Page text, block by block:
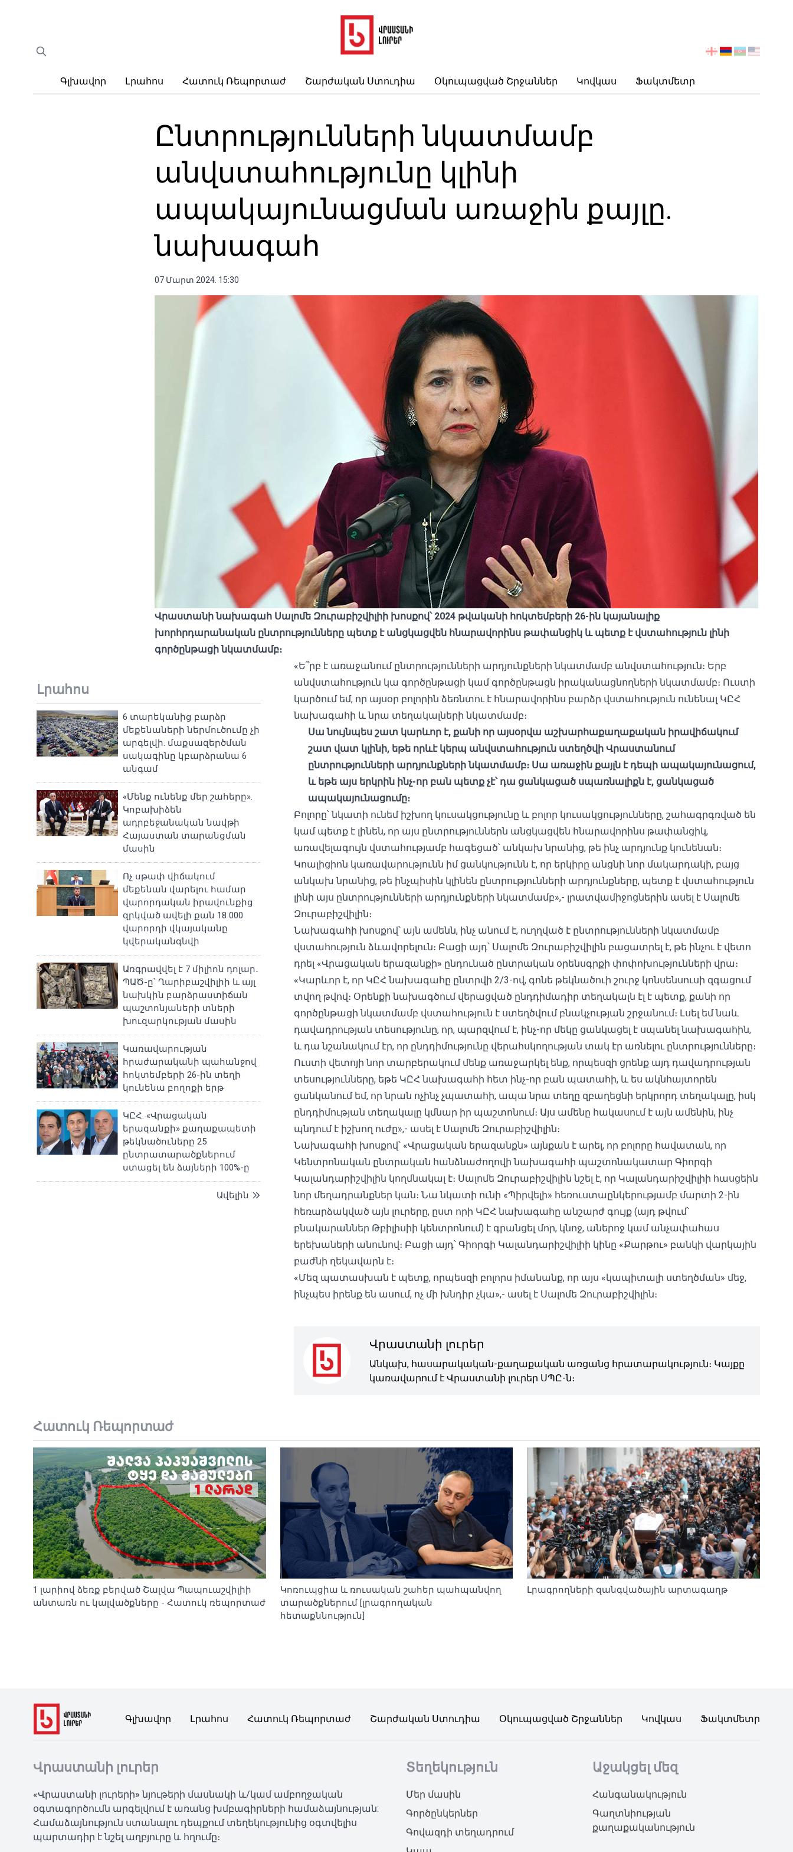
Գլխավոր Լրահոս Հատուկ Ռեպորտաժ Շարժական Ստուդիա Օկուպացված Շրջաններ Կովկաս Ֆակտմետր
აირჩიეთ
Ընտրությունների նկատմամբ
անվստահությունը կլինի
ապակայունացման առաջին քայլը.
նախագահ
07 Մարտ 2024. 15:30
Վրաստանի նախագահ Սալոմե Զուրաբիշվիլիի խոսքով՝ 2024 թվականի հոկտեմբերի 26-ին կայանալիք
խորհրդարանական ընտրությունները պետք է անցկացվեն հնարավորինս թափանցիկ և պետք է վստահություն լինի
գործընթացի նկատմամբ։
Լրահոս
6 տարեկանից բարձր
մեքենաների ներմուծումը չի
արգելվի. մաքսազերծման
սակագինը կբարձրանա 6
անգամ
«Մենք ունենք մեր շահերը».
Կոբախիձեն
ադրբեջանական նավթի
Հայաստան տարանցման
մասին
Ոչ սթափ վիճակում
մեքենան վարելու համար
վարորդական իրավունքից
զրկված ավելի քան 18 000
վարորդի վկայականը
կվերականգնվի
Առգրավվել է 7 միլիոն դոլար․
ՊԱԾ-ը՝ Ղարիբաշվիլիի և այլ
նախկին բարձրաստիճան
պաշտոնյաների տների
խուզարկության մասին
Կառավարության
հրաժարականի պահանջով
հոկտեմբերի 26-ին տեղի
կունենա բողոքի երթ
ԿԸՀ. «Վրացական
երազանքի» քաղաքապետի
թեկնածուները 25
ընտրատարածքներում
ստացել են ձայների 100%-ը
Ավելին
«Ե՞րբ է առաջանում ընտրությունների արդյունքների նկատմամբ անվստահություն։ Երբ
անվստահություն կա գործընթացի կամ գործընթացն իրականացնողների նկատմամբ։ Ուստի
կարծում եմ, որ այսօր բոլորին ձեռնտու է հնարավորինս բարձր վստահություն ունենալ ԿԸՀ
նախագահի և նրա տեղակալների նկատմամբ։
Սա նույնպես շատ կարևոր է, քանի որ այսօրվա աշխարհաքաղաքական իրավիճակում
շատ վատ կլինի, եթե որևէ կերպ անվստահություն ստեղծվի Վրաստանում
ընտրությունների արդյունքների նկատմամբ։ Սա առաջին քայլն է դեպի ապակայունացում,
և եթե այս երկրին ինչ-որ բան պետք չէ՝ դա ցանկացած սպառնալիքն է, ցանկացած
ապակայունացումը։
Բոլորը՝ նկատի ունեմ իշխող կուսակցությունը և բոլոր կուսակցությունները, շահագրգռված են
կամ պետք է լինեն, որ այս ընտրություններն անցկացվեն հնարավորինս թափանցիկ,
առավելագույն վստահությամբ հագեցած՝ անկախ նրանից, թե ինչ արդյունք կունենան։
Կոալիցիոն կառավարությունն իմ ցանկությունն է, որ երկիրը անցնի նոր մակարդակի, բայց
անկախ նրանից, թե ինչպիսին կլինեն ընտրությունների արդյունքները, պետք է վստահություն
լինի այս ընտրությունների արդյունքների նկատմամբ»,- լրատվամիջոցներին ասել է Սալոմե
Զուրաբիշվիլին։
Նախագահի խոսքով՝ այն ամենն, ինչ անում է, ուղղված է ընտրությունների նկատմամբ
վստահություն ձևավորելուն։ Բացի այդ՝ Սալոմե Զուրաբիշվիլին բացատրել է, թե ինչու է վետո
դրել «Վրացական երազանքի» ընդունած ընտրական օրենսգրքի փոփոխությունների վրա։
«Կարևոր է, որ ԿԸՀ նախագահը ընտրվի 2/3-ով, գոնե թեկնածուի շուրջ կոնսենսուսի զգացում
տվող թվով։ Օրենքի նախագծում վերացված ընդդիմադիր տեղակալն էլ է պետք, քանի որ
գործընթացի նկատմամբ վստահություն է ստեղծվում բնակչության շրջանում։ Լսել եմ նաև
դավադրության տեսությունը, որ, պարզվում է, ինչ-որ մեկը ցանկացել է սպանել նախագահին,
և դա նշանակում էր, որ ընդդիմությունը վերահսկողության տակ էր առնելու ընտրությունները։
Ուստի վետոյի նոր տարբերակում մենք առաջարկել ենք, որպեսզի ցրենք այդ դավադրության
տեսությունները, եթե ԿԸՀ նախագահի հետ ինչ-որ բան պատահի, և ես ակնհայտորեն
ցանկանում եմ, որ նրան ոչինչ չպատահի, ապա նրա տեղը զբաղեցնի երկրորդ տեղակալը, իսկ
ընդդիմության տեղակալը կմնար իր պաշտոնում։ Այս ամենը հակասում է այն ամենին, ինչ
պնդում է իշխող ուժը»,- ասել է Սալոմե Զուրաբիշվիլին։
Նախագահի խոսքով՝ «Վրացական երազանքն» այնքան է արել, որ բոլորը հավատան, որ
Կենտրոնական ընտրական հանձնաժողովի նախագահի պաշտոնակատար Գիորգի
Կալանդարիշվիլին կողմնակալ է։ Սալոմե Զուրաբիշվիլին նշել է, որ Կալանդարիշվիլիի հասցեին
նոր մեղադրանքներ կան։ Նա նկատի ունի «Պիրվելի» հեռուստաընկերությամբ մարտի 2-ին
հեռարձակված այն լուրերը, ըստ որի ԿԸՀ նախագահը անշարժ գույք (այդ թվում՝
բնակարաններ Թբիլիսիի կենտրոնում) է գրանցել մոր, կնոջ, աներոջ կամ անչափահաս
երեխաների անունով։ Բացի այդ՝ Գիորգի Կալանդարիշվիլիի կինը «Քարթու» բանկի վարկային
բաժնի ղեկավարն է։
«Մեզ պատասխան է պետք, որպեսզի բոլորս իմանանք, որ այս «կապիտալի ստեղծման» մեջ,
ինչպես իրենք են ասում, ոչ մի խնդիր չկա»,- ասել է Սալոմե Զուրաբիշվիլին։
Վրաստանի լուրեր
Անկախ, հասարակական-քաղաքական առցանց հրատարակություն։ Կայքը
կառավարում է Վրաստանի լուրեր ՍՊԸ-ն։
Հատուկ Ռեպորտաժ
1 լարիով ձեռք բերված Շալվա Պապուաշվիլիի
անտառն ու կալվածքները - Հատուկ ռեպորտաժ
Կոռուպցիա և ռուսական շահեր պահպանվող
տարածքներում [լրագրողական
հետաքննություն]
Լրագրողների զանգվածային արտագաղթ
Գլխավոր Լրահոս Հատուկ Ռեպորտաժ Շարժական Ստուդիա Օկուպացված Շրջաններ Կովկաս Ֆակտմետր
Վրաստանի լուրեր
«Վրաստանի լուրերի» նյութերի մասնակի և/կամ ամբողջական
օգտագործումն արգելվում է առանց խմբագիրների համաձայնության:
Համաձայնություն ստանալու դեպքում տեղեկությունից օգտվելիս
պարտադիր է նշել աղբյուրը և հղումը։
Տեղեկություն
Մեր մասին
Գործընկերներ
Գովազդի տեղադրում
Աջակցել մեզ
Հանգանակություն
Գաղտնիության
քաղաքականություն